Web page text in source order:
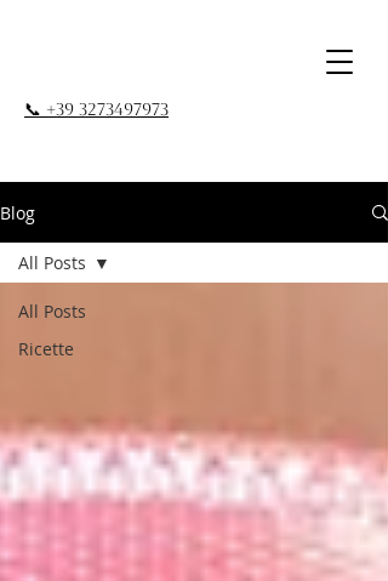
📞 +39 3273497973
Blog
All Posts
Ricette
All Posts